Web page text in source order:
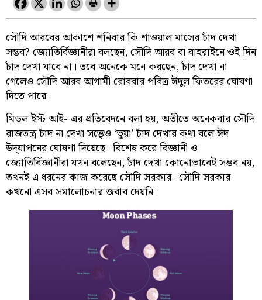
সৌদি আরবের আকাশে শনিবার কি শাওয়াল মাসের চাঁদ দেখা
সম্ভব? জ্যোতির্বিজ্ঞানীরা বলছেন, সৌদি আরব বা বাহরাইনে ওই দিন
চাঁদ দেখা যাবে না। তবে অনেকে মনে করছেন, চাঁদ দেখা না
গেলেও সৌদি আরব আগামী রোববার পবিত্র ঈদুল ফিতরের ঘোষণা
দিতে পারে।
মিডল ইস্ট আই- এর প্রতিবেদনে বলা হয়, অতীতে অনেকবার সৌদি
রাজতন্ত্র চাঁদ না দেখা সত্ত্বেও ‘ভুয়া’ চাঁদ দেখার কথা বলে ঈদ
উদ্‌যাপনের ঘোষণা দিয়েছে। বিশেষ করে বিজ্ঞানী ও
জ্যোতির্বিজ্ঞানীরা যখন বলেছেন, চাঁদ দেখা কোনোভাবেই সম্ভব নয়,
তখনই এ ধরনের কাজ করেছে সৌদি সরকার। সৌদি সরকার
কখনো এসব সমালোচনার জবাব দেয়নি।